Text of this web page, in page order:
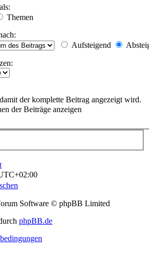
Themen
Aufsteigend
der komplette Beitrag angezeigt wird.
der Beiträge anzeigen
Software © phpBB Limited
phpBB.de